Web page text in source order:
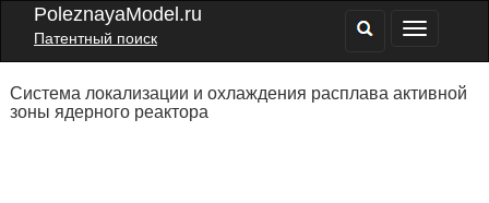
PoleznayaModel.ru
Патентный поиск
Система локализации и охлаждения расплава активной
зоны ядерного реактора